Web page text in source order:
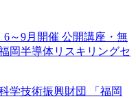
6～9月開催 公開講座・無
岡半導体リスキリングセ
学技術振興財団 「福岡